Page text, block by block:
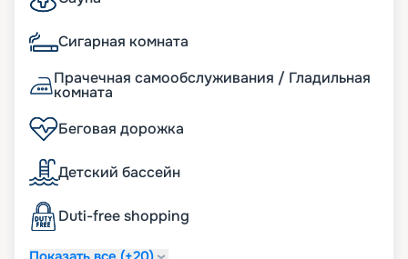
Сигарная комната
Прачечная самообслуживания / Гладильная
комната
Беговая дорожка
Детский бассейн
Duti-free shopping